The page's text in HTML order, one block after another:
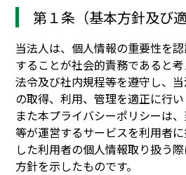
第１条（基本方針及び適
当法人は、個人情報の重要性を
することが社会的責務であると
法令及び社内規程等を遵守し、
の取得、利用、管理を適正に行い
また本プライバシーポリシーは
等が運営するサービスを利用者
した利用者の個人情報取り扱う
方針を示したものです。